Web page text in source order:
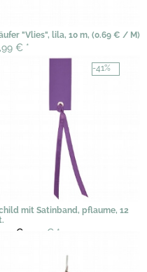
"Vlies", lila, 10 m, (0.69 € / M)
€ *
-41%
mit Satinband, pflaume, 12
2,04 € 1,20 € *